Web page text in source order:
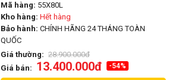
Mã hàng: 55X80L
Kho hàng: Hết hàng
Bảo hành: CHÍNH HÃNG 24 THÁNG TOÀN
QUỐC
Giá thường: 28.900.000đ
Giá bán: 13.400.000đ -54%